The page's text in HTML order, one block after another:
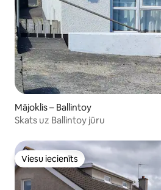
Mājoklis – Ballintoy
Skats uz Ballintoy jūru
Viesu iecienīts
Viesu iecienīts